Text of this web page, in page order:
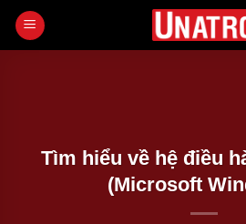
qua
Tìm hiểu về hệ điều
(Microsoft